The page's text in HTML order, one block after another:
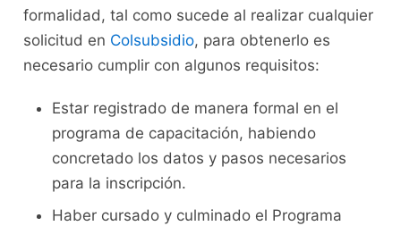
formalidad, tal como sucede al realizar cualquier
solicitud en Colsubsidio, para obtenerlo es
necesario cumplir con algunos requisitos:
Estar registrado de manera formal en el
programa de capacitación, habiendo
concretado los datos y pasos necesarios
para la inscripción.
Haber cursado y culminado el Programa